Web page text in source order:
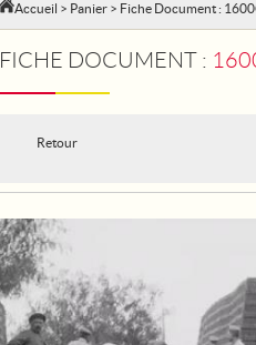
Accueil > Panier > Fiche Document :
FICHE DOCUMENT :
Retour